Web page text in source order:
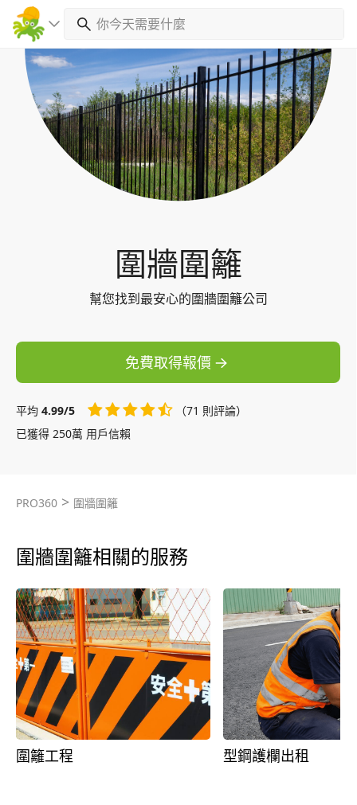
圍牆圍籬
幫您找到最安心的圍牆圍籬公司
免費取得報價
平均 4.99/5
（71 則評論）
已獲得 250萬 用戶信賴
PRO360 > 圍牆圍籬
圍牆圍籬相關的服務
圍籬工程 型鋼護欄出租